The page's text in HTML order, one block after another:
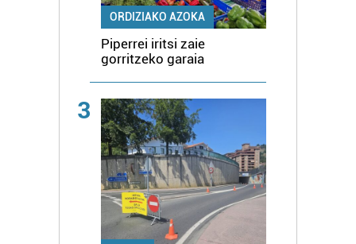
ORDIZIAKO AZOKA
Piperrei iritsi zaie
gorritzeko garaia
3